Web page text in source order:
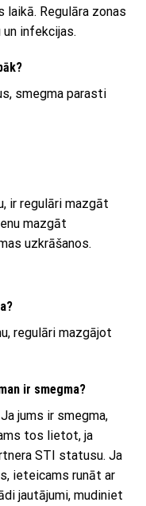
Regulāra zonas
infekcijas.
smegma parasti
ir regulāri mazgāt
mazgāt
uzkrāšanos.
regulāri mazgājot
ir smegma?
jums ir smegma,
tos lietot, ja
STI statusu. Ja
ieteicams runāt ar
jautājumi, mudiniet